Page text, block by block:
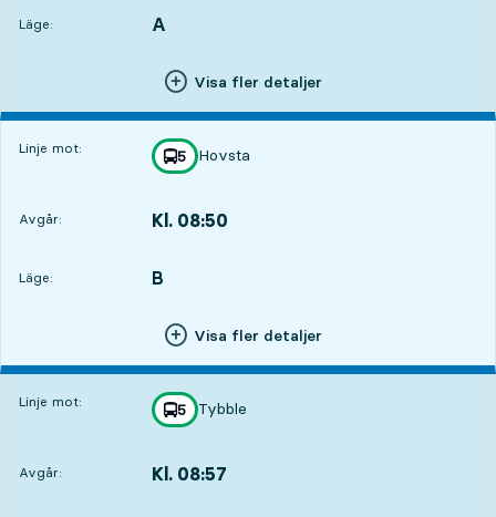
Läge:
LÄGE, A
,
Visa fler detaljer
Linje mot: linje
5
mot
Hovsta
,
Avgår: Kl. 08:50
Läge:
LÄGE, B
,
Visa fler detaljer
Linje mot: linje
5
mot
Tybble
,
Avgår: Kl. 08:57